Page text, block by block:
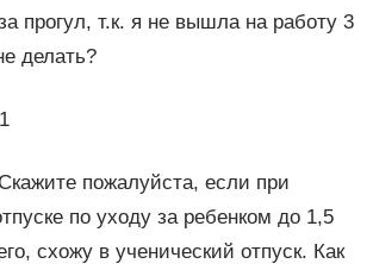
прогул, т.к. я не вышла на работу 3
делать?
пожалуйста, если при
по уходу за ребенком до 1,5
схожу в ученический отпуск. Как